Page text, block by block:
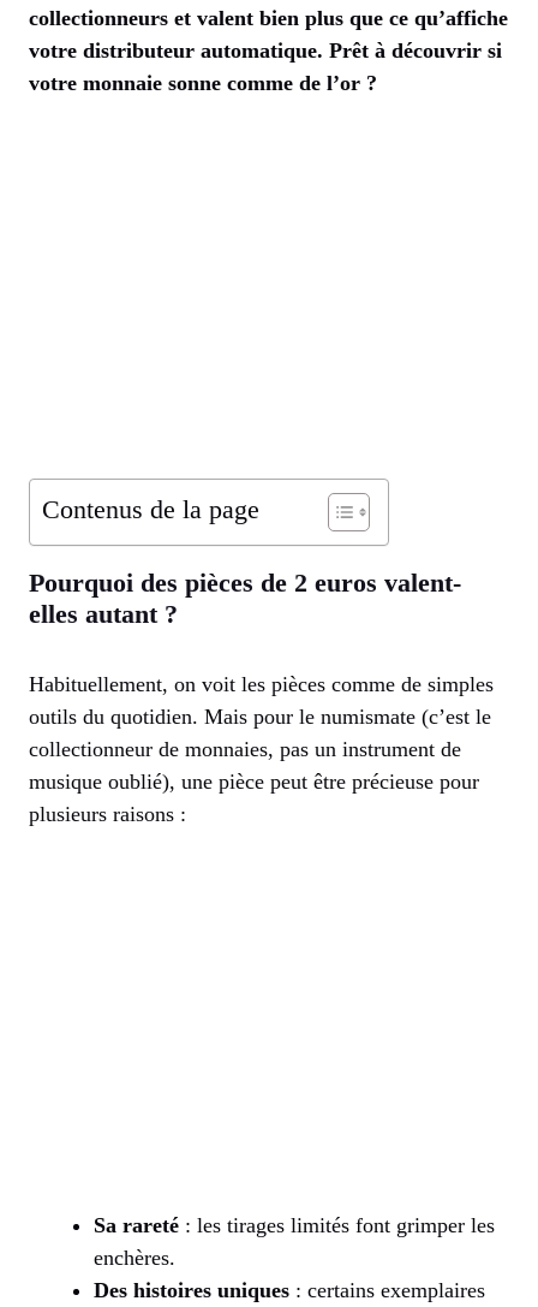
collectionneurs et valent bien plus que ce qu’affiche
votre distributeur automatique. Prêt à découvrir si
votre monnaie sonne comme de l’or ?
Contenus de la page
Pourquoi des pièces de 2 euros valent-
elles autant ?
Habituellement, on voit les pièces comme de simples
outils du quotidien. Mais pour le numismate (c’est le
collectionneur de monnaies, pas un instrument de
musique oublié), une pièce peut être précieuse pour
plusieurs raisons :
Sa rareté : les tirages limités font grimper les
enchères.
Des histoires uniques : certains exemplaires